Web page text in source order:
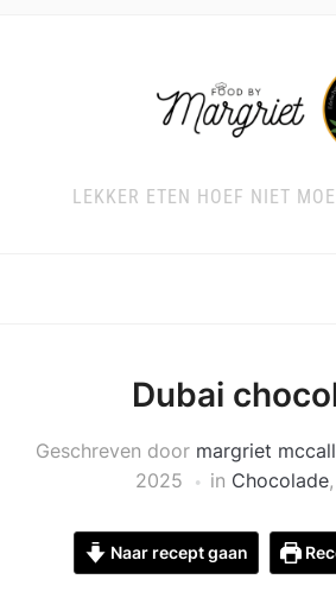
LEKKER ETEN HOEF NIET
Dubai
Geschreven door margriet mccall
2025
in Chocolade,
Naar recept gaan